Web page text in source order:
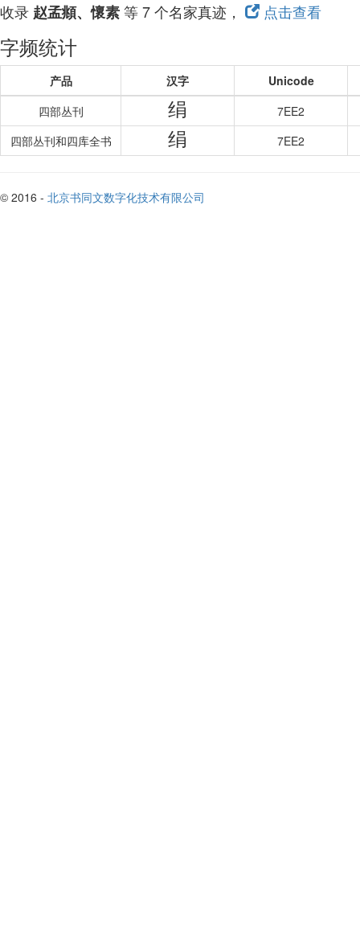
收录 赵孟頫、懷素等 7 个名家真迹， 点击查看
字频统计
产品 汉字
Unicode
四部丛刊
绢
7EE2
四部丛刊和四库全书
绢 7EE2
© 2016 - 北京书同文数字化技术有限公司